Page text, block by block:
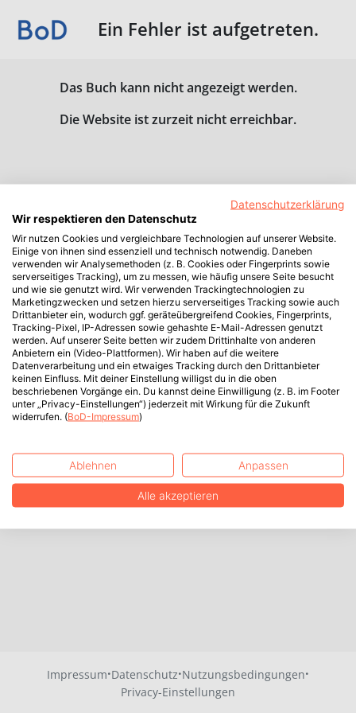
Ein Fehler ist aufgetreten.
Das Buch kann nicht angezeigt werden.
Die Website ist zurzeit nicht erreichbar.
Impressum·Datenschutz·Nutzungsbedingungen·
Privacy-Einstellungen
Datenschutzerklärung
Wir respektieren den Datenschutz
Wir nutzen Cookies und vergleichbare Technologien auf unserer Website.
Einige von ihnen sind essenziell und technisch notwendig. Daneben
verwenden wir Analysemethoden (z. B. Cookies oder Fingerprints sowie
serverseitiges Tracking), um zu messen, wie häufig unsere Seite besucht
und wie sie genutzt wird. Wir verwenden Trackingtechnologien zu
Marketingzwecken und setzen hierzu serverseitiges Tracking sowie auch
Drittanbieter ein, wodurch ggf. geräteübergreifend Cookies, Fingerprints,
Tracking-Pixel, IP-Adressen sowie gehashte E-Mail-Adressen genutzt
werden. Auf unserer Seite betten wir zudem Drittinhalte von anderen
Anbietern ein (Video-Plattformen). Wir haben auf die weitere
Datenverarbeitung und ein etwaiges Tracking durch den Drittanbieter
keinen Einfluss. Mit deiner Einstellung willigst du in die oben
beschriebenen Vorgänge ein. Du kannst deine Einwilligung (z. B. im Footer
unter „Privacy-Einstellungen“) jederzeit mit Wirkung für die Zukunft
widerrufen. (BoD-Impressum)
Ablehnen Anpassen
Alle akzeptieren